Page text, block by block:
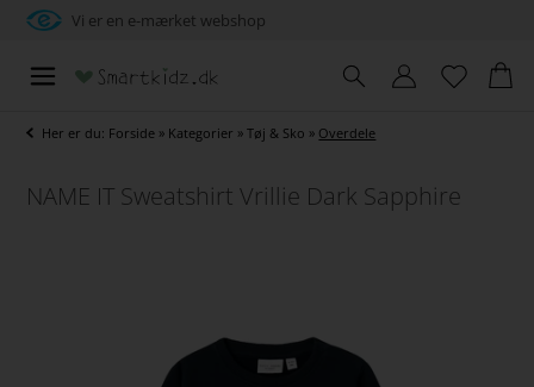
Vi er en e-mærket webshop
Her er du: Forside » Kategorier »Tøj & Sko » Overdele
NAME IT Sweatshirt Vrillie Dark Sapphire